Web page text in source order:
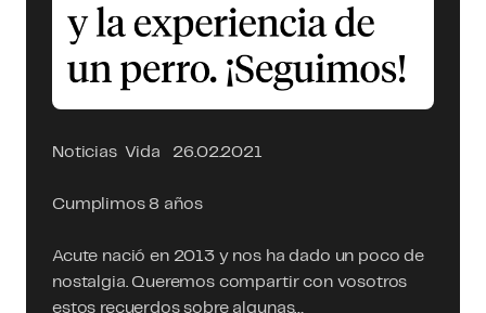
Noticias Vida 26.02.2021
Cumplimos 8 años
Acute nació en 2013 y nos ha dado un poco de
nostalgia. Queremos compartir con vosotros
estos recuerdos sobre algunas…